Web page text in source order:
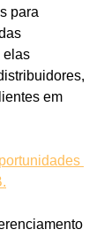
para
elas
em